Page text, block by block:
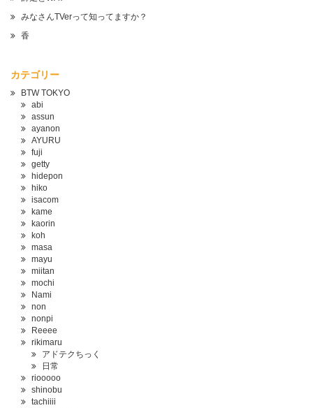
みなさんTVerって知ってますか？
香
カテゴリー
BTW TOKYO
abi
assun
ayanon
AYURU
fuji
getty
hidepon
hiko
isacom
kame
kaorin
koh
masa
mayu
miitan
mochi
Nami
non
nonpi
Reeee
rikimaru
アドテクちっく
日常
riooooo
shinobu
tachiiii